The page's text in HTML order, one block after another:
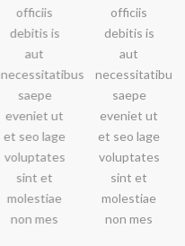
officiis
debitis is
aut
necessitatibus
saepe
eveniet ut
et seo lage
voluptates
sint et
molestiae
non mes
officiis
debitis is
aut
necessitatibus
saepe
eveniet ut
et seo lage
voluptates
sint et
molestiae
non mes